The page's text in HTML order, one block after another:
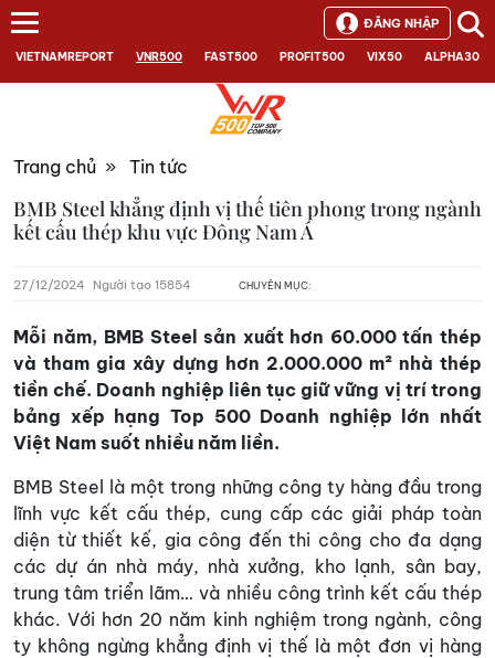
VIETNAMREPORT VNR500 FAST500 PROFIT500 VIX50 ALPHA30
ĐĂNG NHẬP
Trang chủ » Tin tức
BMB Steel khẳng định vị thế tiên phong trong ngành
kết cấu thép khu vực Đông Nam Á
27/12/2024 Người tạo 15854 CHUYÊN MỤC:
Mỗi năm, BMB Steel sản xuất hơn 60.000 tấn thép
và tham gia xây dựng hơn 2.000.000 m² nhà thép
tiền chế. Doanh nghiệp liên tục giữ vững vị trí trong
bảng xếp hạng Top 500 Doanh nghiệp lớn nhất
Việt Nam suốt nhiều năm liền.
BMB Steel là một trong những công ty hàng đầu trong
lĩnh vực kết cấu thép, cung cấp các giải pháp toàn
diện từ thiết kế, gia công đến thi công cho đa dạng
các dự án nhà máy, nhà xưởng, kho lạnh, sân bay,
trung tâm triển lãm… và nhiều công trình kết cấu thép
khác. Với hơn 20 năm kinh nghiệm trong ngành, công
ty không ngừng khẳng định vị thế là một đơn vị hàng